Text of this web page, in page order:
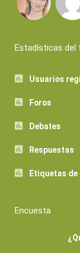
Estadísticas del
Usuarios
Foros
Debates
Respuestas
Etiquetas de
Encuesta